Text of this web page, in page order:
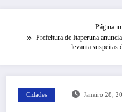
Página
Prefeitura de Itaperuna
levanta suspeitas
Cidades Janeiro 28,